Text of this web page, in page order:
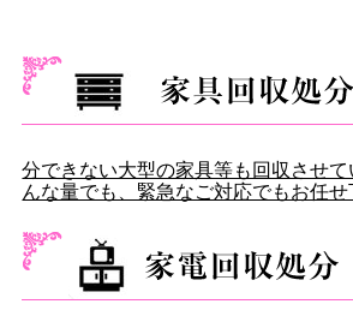
分できない大型の家具等も回収させ
んな量でも、緊急なご対応でもお任せ